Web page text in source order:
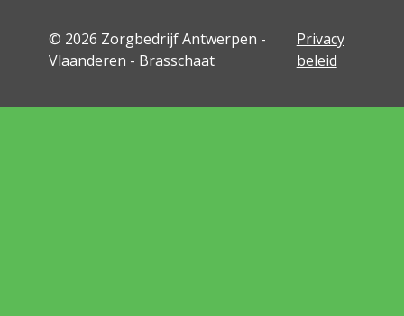
© 2026 Zorgbedrijf Antwerpen -
Vlaanderen - Brasschaat
Privacy
beleid